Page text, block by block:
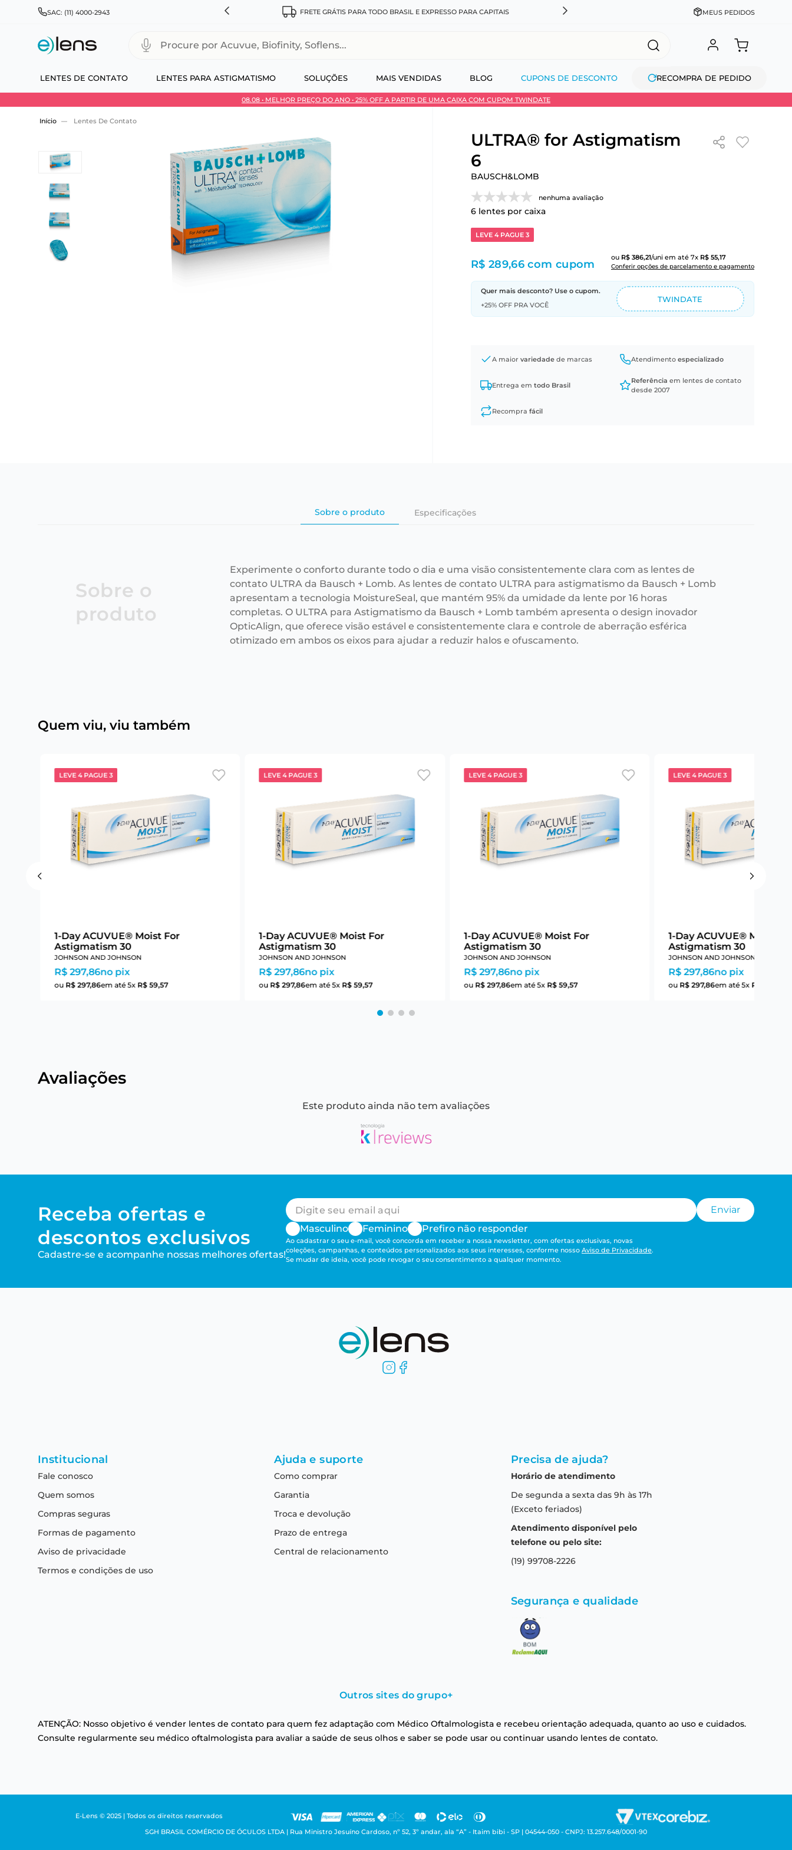
SAC: (11) 4000-2943
& JOHNSON, ALCON, BAUSCH+LOMB E COOPERVISION FRETE GRÁTIS PARA TODO BRASIL E EXPRESSO PARA CAPITAIS CADASTRE-SE GANHE 10% NA PRIMEIRA COMPRA +
MEUS PEDIDOS
LENTES DE CONTATO LENTES PARA ASTIGMATISMO SOLUÇÕES MAIS VENDIDAS BLOG CUPONS DE DESCONTO RECOMPRA DE PEDIDO
Procure por Acuvue, Biofinity, Soflens...
08.08 • MELHOR PREÇO DO ANO • 25% OFF A PARTIR DE UMA CAIXA COM CUPOM TWINDATE
Use 30HOJE e ganhe 30% OFF + economia extra no Pix
Lentes De Contato
ULTRA® for Astigmatism
6
BAUSCH&LOMB
nenhuma avaliação
6lentes por caixa
LEVE 4 PAGUE 3
R$ 289,66 com cupom
ou R$ 386,21/uni em até 7x R$ 55,17
Conferir opções de parcelamento e pagamento
Quer mais desconto? Use o cupom.
+25% OFF PRA VOCÊ
TWINDATE
A maior variedadede marcas Atendimentoespecializado
Entrega em todo Brasil
Referência em lentes de contato
desde 2007
Recompra fácil
Sobre o produto Especificações
Sobre o
produto
Experimente o conforto durante todo o dia e uma visão consistentemente clara com as lentes de
contato ULTRA da Bausch + Lomb. As lentes de contato ULTRA para astigmatismo da Bausch + Lomb
apresentam a tecnologia MoistureSeal, que mantém 95% da umidade da lente por 16 horas
completas. O ULTRA para Astigmatismo da Bausch + Lomb também apresenta o design inovador
OpticAlign, que oferece visão estável e consistentemente clara e controle de aberração esférica
otimizado em ambos os eixos para ajudar a reduzir halos e ofuscamento.
Quem viu, viu também
LEVE 4 PAGUE 3
1-Day ACUVUE® Moist For
Astigmatism 30
JOHNSON AND JOHNSON
R$ 297,86no pix
ou R$ 297,86em até5x R$ 59,57
LEVE 4 PAGUE 3
1-Day ACUVUE® Moist For
Astigmatism 30
JOHNSON AND JOHNSON
R$ 297,86no pix
ou R$ 297,86em até5x R$ 59,57
LEVE 4 PAGUE 3
1-Day ACUVUE® Moist For
Astigmatism 30
JOHNSON AND JOHNSON
R$ 297,86no pix
ou R$ 297,86em até5x R$ 59,57
LEVE 4 PAGUE 3
1-Day ACUVUE® Moist
Astigmatism 30
JOHNSON AND JOHNSON
R$ 297,86no pix
ou R$ 297,86em até5x R$
Avaliações
Este produto ainda não tem avaliações
Receba ofertas e
descontos exclusivos
Cadastre-se e acompanhe nossas melhores ofertas!
Enviar
Masculino
Feminino Prefiro não responder
Ao cadastrar o seu e-mail, você concorda em receber a nossa newsletter, com ofertas exclusivas, novas
coleções, campanhas, e conteúdos personalizados aos seus interesses, conforme nosso Aviso de Privacidade.
Se mudar de ideia, você pode revogar o seu consentimento a qualquer momento.
Institucional
Fale conosco
Quem somos
Compras seguras
Formas de pagamento
Aviso de privacidade
Termos e condições de uso
Ajuda e suporte
Como comprar
Garantia
Troca e devolução
Prazo de entrega
Central de relacionamento
Precisa de ajuda?
Horário de atendimento
De segunda a sexta das 9h às 17h
(Exceto feriados)
Atendimento disponível pelo
telefone ou pelo site:
(19) 99708-2226
Segurança e qualidade
Outros sites do grupo+
ATENÇÃO: Nosso objetivo é vender lentes de contato para quem fez adaptação com Médico Oftalmologista e recebeu orientação adequada, quanto ao uso e cuidados.
Consulte regularmente seu médico oftalmologista para avaliar a saúde de seus olhos e saber se pode usar ou continuar usando lentes de contato.
E-Lens © 2025 | Todos os direitos reservados
SGH BRASIL COMÉRCIO DE ÓCULOS LTDA | Rua Ministro Jesuíno Cardoso, nº 52, 3º andar, ala “A” - Itaim bibi - SP | 04544-050 - CNPJ: 13.257.648/0001-90